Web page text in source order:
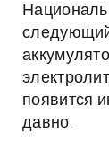
появится
давно.